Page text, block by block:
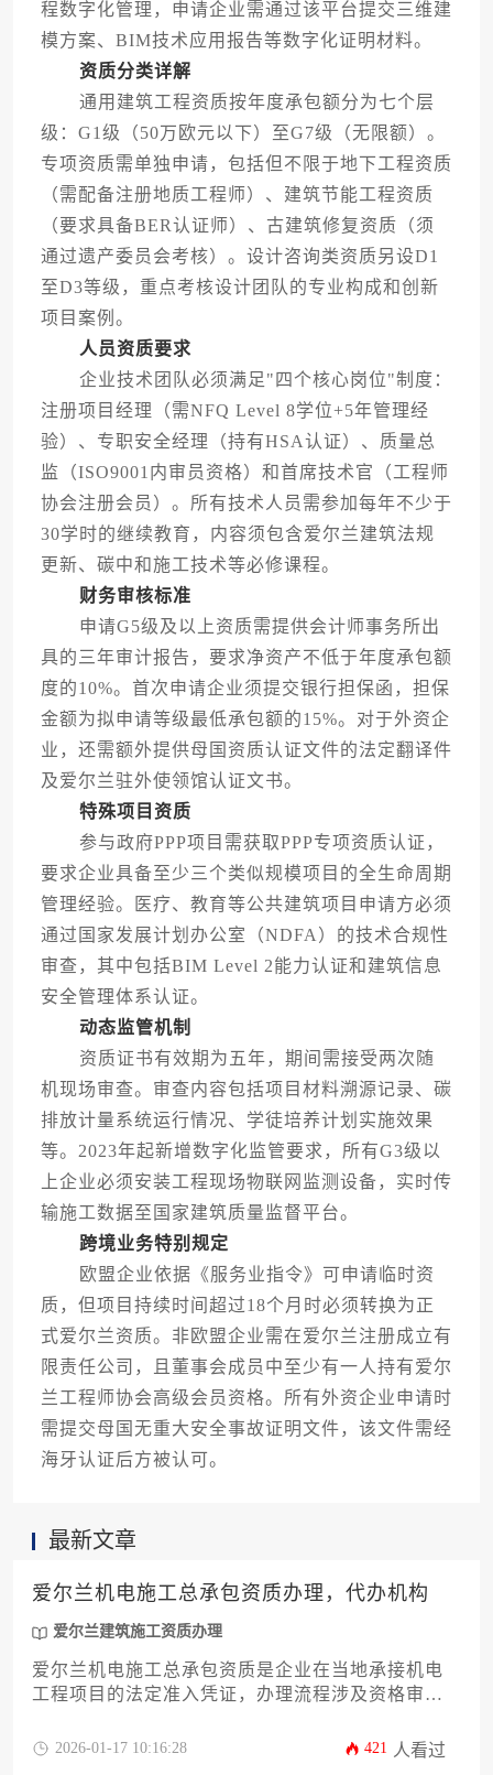
程数字化管理，申请企业需通过该平台提交三维建
模方案、BIM技术应用报告等数字化证明材料。
资质分类详解
通用建筑工程资质按年度承包额分为七个层
级：G1级（50万欧元以下）至G7级（无限额）。
专项资质需单独申请，包括但不限于地下工程资质
（需配备注册地质工程师）、建筑节能工程资质
（要求具备BER认证师）、古建筑修复资质（须
通过遗产委员会考核）。设计咨询类资质另设D1
至D3等级，重点考核设计团队的专业构成和创新
项目案例。
人员资质要求
企业技术团队必须满足"四个核心岗位"制度：
注册项目经理（需NFQ Level 8学位+5年管理经
验）、专职安全经理（持有HSA认证）、质量总
监（ISO9001内审员资格）和首席技术官（工程师
协会注册会员）。所有技术人员需参加每年不少于
30学时的继续教育，内容须包含爱尔兰建筑法规
更新、碳中和施工技术等必修课程。
财务审核标准
申请G5级及以上资质需提供会计师事务所出
具的三年审计报告，要求净资产不低于年度承包额
度的10%。首次申请企业须提交银行担保函，担保
金额为拟申请等级最低承包额的15%。对于外资企
业，还需额外提供母国资质认证文件的法定翻译件
及爱尔兰驻外使领馆认证文书。
特殊项目资质
参与政府PPP项目需获取PPP专项资质认证，
要求企业具备至少三个类似规模项目的全生命周期
管理经验。医疗、教育等公共建筑项目申请方必须
通过国家发展计划办公室（NDFA）的技术合规性
审查，其中包括BIM Level 2能力认证和建筑信息
安全管理体系认证。
动态监管机制
资质证书有效期为五年，期间需接受两次随
机现场审查。审查内容包括项目材料溯源记录、碳
排放计量系统运行情况、学徒培养计划实施效果
等。2023年起新增数字化监管要求，所有G3级以
上企业必须安装工程现场物联网监测设备，实时传
输施工数据至国家建筑质量监督平台。
跨境业务特别规定
欧盟企业依据《服务业指令》可申请临时资
质，但项目持续时间超过18个月时必须转换为正
式爱尔兰资质。非欧盟企业需在爱尔兰注册成立有
限责任公司，且董事会成员中至少有一人持有爱尔
兰工程师协会高级会员资格。所有外资企业申请时
需提交母国无重大安全事故证明文件，该文件需经
海牙认证后方被认可。
最新文章
爱尔兰机电施工总承包资质办理，代办机构
爱尔兰建筑施工资质办理
爱尔兰机电施工总承包资质是企业在当地承接机电
工程项目的法定准入凭证，办理流程涉及资格审
政策解读、材料准备等全流程服务，显著提升资质
2026-01-17 10:16:28 421 人看过